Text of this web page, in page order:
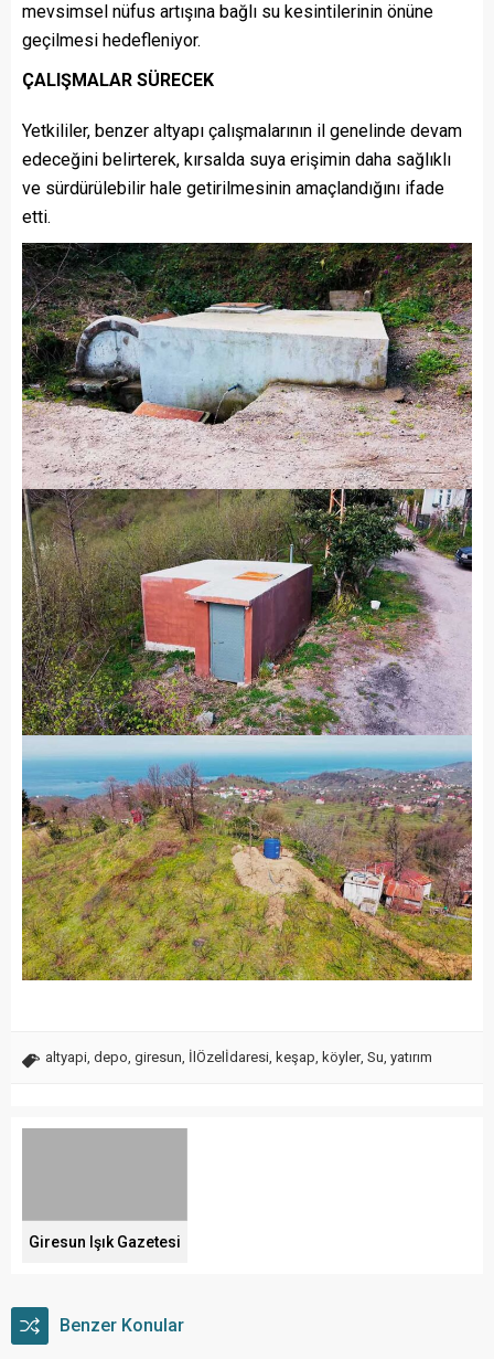
mevsimsel nüfus artışına bağlı su kesintilerinin önüne
geçilmesi hedefleniyor.
ÇALIŞMALAR SÜRECEK
Yetkililer, benzer altyapı çalışmalarının il genelinde devam
edeceğini belirterek, kırsalda suya erişimin daha sağlıklı
ve sürdürülebilir hale getirilmesinin amaçlandığını ifade
etti.
altyapi, depo, giresun, İlÖzelİdaresi, keşap, köyler, Su, yatırım
Giresun Işık Gazetesi
Benzer Konular